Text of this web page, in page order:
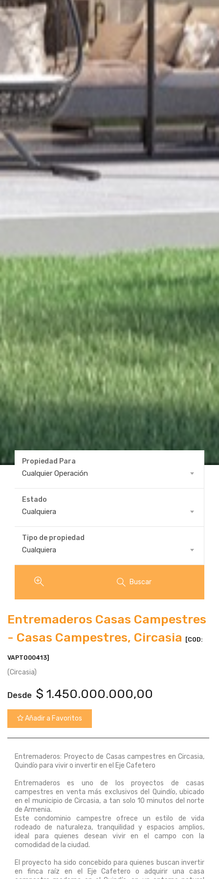
Propiedad Para
Cualquier Operación
Propiedad
Para
Estado
Cualquiera
Estado
Tipo de propiedad
Cualquiera
Tipo
propiedad
Buscar
Entremaderos Casas Campestres
- Casas Campestres, Circasia [COD:
VAPTO00413]
(Circasia)
Desde $ 1.450.000.000,00
Añadir a Favoritos
Entremaderos: Proyecto de Casas campestres en Circasia,
Quindío para vivir o invertir en el Eje Cafetero
Entremaderos es uno de los proyectos de casas
campestres en venta más exclusivos del Quindío, ubicado
en el municipio de Circasia, a tan solo 10 minutos del norte
de Armenia.
Este condominio campestre ofrece un estilo de vida
rodeado de naturaleza, tranquilidad y espacios amplios,
ideal para quienes desean vivir en el campo con la
comodidad de la ciudad.
El proyecto ha sido concebido para quienes buscan invertir
en finca raíz en el Eje Cafetero o adquirir una casa